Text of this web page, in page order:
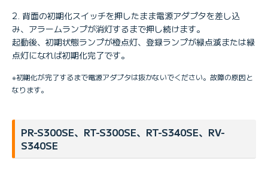
背面の初期化スイッチを押したまま電源アダプタを差し込
み、アラームランプが消灯するまで押し続けます。
起動後、初期状態ランプが橙点灯、登録ランプが緑点滅または緑
点灯になれば初期化完了です。
※初期化が完了するまで電源アダプタは抜かないでください。故障の原因と
なります。
PR-S300SE、RT-S300SE、RT-S340SE、RV-
S340SE